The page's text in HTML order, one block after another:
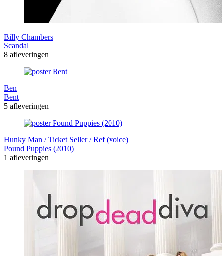
Billy Chambers
Scandal
8 afleveringen
Ben
Bent
5 afleveringen
Hunky Man / Ticket Seller / Ref (voice)
Pound Puppies (2010)
1 afleveringen